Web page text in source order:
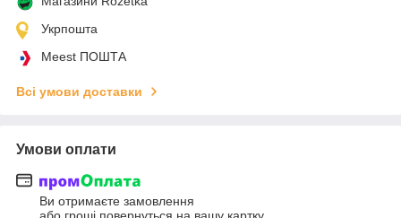
Укрпошта
Meest ПОШТА
Всі умови доставки
Умови оплати
Ви отримаєте замовлення